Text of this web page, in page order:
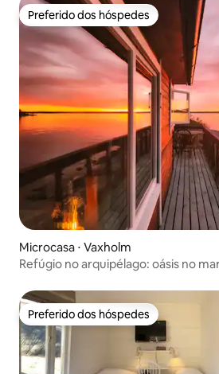
Preferido dos hóspedes
Preferido dos hóspedes
Microcasa ⋅ Vaxholm
Refúgio no arquipélago: oásis no
Preferido dos hóspedes
Preferido dos hóspedes